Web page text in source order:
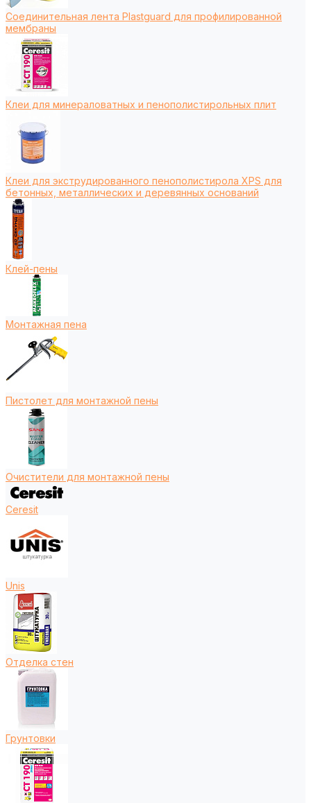
Соединительная лента Plastguard для профилированной
мембраны
Клеи для минераловатных и пенополистирольных плит
Клеи для экструдированного пенополистирола XPS для
бетонных, металлических и деревянных оснований
Клей-пены
Монтажная пена
Пистолет для монтажной пены
Очистители для монтажной пены
Ceresit
Unis
Отделка стен
Грунтовки